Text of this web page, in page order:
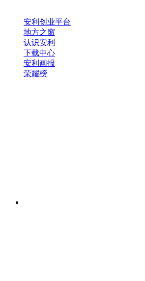
安利创业平台
地方之窗
认识安利
下载中心
安利画报
荣耀榜